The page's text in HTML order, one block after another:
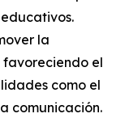
la
el
como el
comunicación.